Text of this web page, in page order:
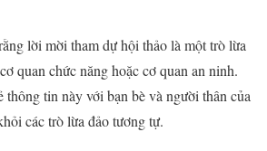
lời mời tham dự hội thảo là một trò lừa
quan chức năng hoặc cơ quan an ninh.
tin này với bạn bè và người thân của
các trò lừa đảo tương tự.